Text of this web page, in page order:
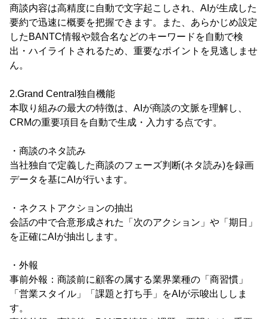
商談内容は高精度に自動で文字起こしされ、AIが生成した
要約で迅速に概要を把握できます。また、あらかじめ設定
したBANTC情報や競合名などのキーワードを自動で検
出・ハイライトされるため、重要なポイントを見逃しませ
ん。
2.Grand Central独自機能
本取り組みの最大の特徴は、AIが商談の文脈を理解し、
CRMの重要項目を自動で生成・入力する点です。
・商談のネタ読み
当社独自で定義した商談のフェーズ判断(ネタ読み)を録画
データを基にAIが行います。
・ネクストアクションの抽出
会話の中で合意形成された「次のアクション」や「期日」
を正確にAIが抽出します。
・外報
事前外報：商談前に顧客の属する業界業種の「商習慣」
「営業スタイル」「課題と打ち手」をAIが示唆出ししま
す。